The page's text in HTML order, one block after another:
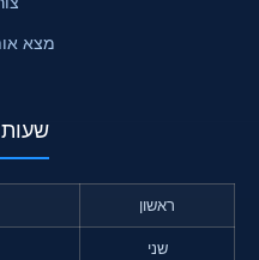
מצא
ראשון
שני